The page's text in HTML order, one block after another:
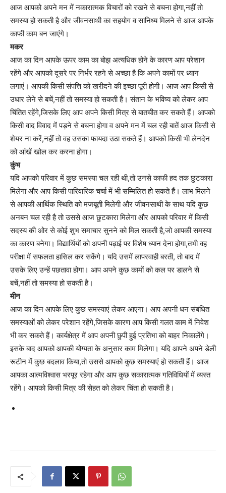
आज आपको अपने मन में नकारात्मक विचारों को रखने से बचना होगा,नहीं तो
समस्या हो सकती है और जीवनसाथी का सहयोग व सानिध्य मिलने से आज आपके
काफी काम बन जाएंगे।
मकर
आज का दिन आपके ऊपर काम का बोझ अत्यधिक होने के कारण आप परेशान
रहेंगे और आपको दूसरे पर निर्भर रहने से अच्छा है कि अपने कामों पर ध्यान
लगाएं। आपकी किसी संपत्ति को खरीदने की इच्छा पूरी होगी। आज आप किसी से
उधार लेने से बचें,नहीं तो समस्या हो सकती है। संतान के भविष्य को लेकर आप
चिंतित रहेंगे,जिसके लिए आप अपने किसी मित्र से बातचीत कर सकते हैं। आपको
किसी वाद विवाद में पड़ने से बचना होगा व अपने मन में चल रही बातें आज किसी से
शेयर ना करें,नहीं तो वह उसका फायदा उठा सकते हैं। आपको किसी भी लेनदेन
को आंखें खोल कर करना होगा।
कुंभ
यदि आपको परिवार में कुछ समस्या चल रही थी,तो उनसे काफी हद तक छुटकारा
मिलेगा और आप किसी पारिवारिक चर्चा में भी सम्मिलित हो सकते हैं। लाभ मिलने
से आपकी आर्थिक स्थिति को मजबूती मिलेगी और जीवनसाथी के साथ यदि कुछ
अनबन चल रही है तो उससे आज छुटकारा मिलेगा और आपको परिवार में किसी
सदस्य की ओर से कोई शुभ समाचार सुनने को मिल सकती है,जो आपकी समस्या
का कारण बनेगा। विद्यार्थियों को अपनी पढ़ाई पर विशेष ध्यान देना होगा,तभी वह
परीक्षा में सफलता हासिल कर सकेंगे। यदि उसमें लापरवाही बरती, तो बाद में
उसके लिए उन्हें पछतावा होगा। आप अपने कुछ कामों को कल पर डालने से
बचें,नहीं तो समस्या हो सकती है।
मीन
आज का दिन आपके लिए कुछ समस्याएं लेकर आएगा। आप अपनी धन संबंधित
समस्याओं को लेकर परेशान रहेंगे,जिसके कारण आप किसी गलत काम में निवेश
भी कर सकते हैं। कार्यक्षेत्र में आप अपनी छुपी हुई प्रतिभा को बाहर निकालेंगे।
इसके बाद आपको आपकी योग्यता के अनुसार काम मिलेगा। यदि आपने अपने डेली
रूटीन में कुछ बदलाव किया,तो उससे आपको कुछ समस्याएं हो सकती हैं। आज
आपका आत्मविश्वास भरपूर रहेगा और आप कुछ सकारात्मक गतिविधियों में व्यस्त
रहेंगे। आपको किसी मित्र की सेहत को लेकर चिंता हो सकती है।